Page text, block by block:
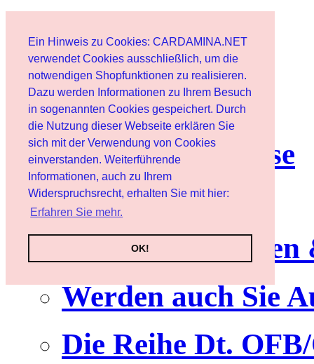
Ein Hinweis zu Cookies: CARDAMINA.NET
verwendet Cookies ausschließlich, um die
notwendigen Shopfunktionen zu realisieren.
Dazu werden Informationen zu Ihrem Besuch
in sogenannten Cookies gespeichert. Durch
die Nutzung dieser Webseite erklären Sie
sich mit der Verwendung von Cookies
einverstanden. Weiterführende
Informationen, auch zu Ihrem
Widerspruchsrecht, erhalten Sie mit hier:
Erfahren Sie mehr.
OK!
Benutzer
Newsletter
Nutzungshinweise
Service
Werden auch Sie
Die Reihe Dt.